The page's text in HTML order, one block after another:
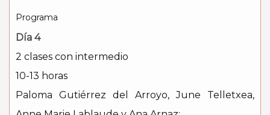
Programa
Día 4
2 clases con intermedio
10-13 horas
Paloma Gutiérrez del Arroyo, June Telletxea,